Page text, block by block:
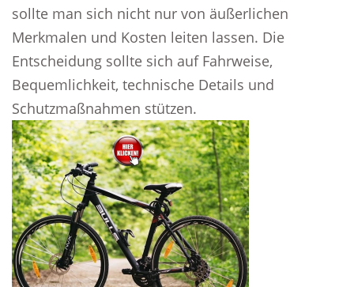
sollte man sich nicht nur von äußerlichen
Merkmalen und Kosten leiten lassen. Die
Entscheidung sollte sich auf Fahrweise,
Bequemlichkeit, technische Details und
Schutzmaßnahmen stützen.